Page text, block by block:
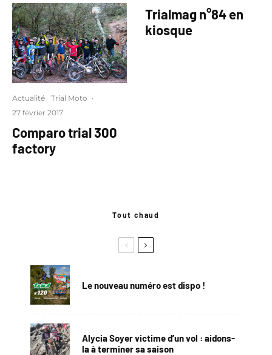
Actualité Trial Moto ·
27 février 2017
Comparo trial 300
factory
Trialmag n°84 en
kiosque
Tout chaud
Le nouveau numéro est dispo !
Alycia Soyer victime d’un vol : aidons-
la à terminer sa saison